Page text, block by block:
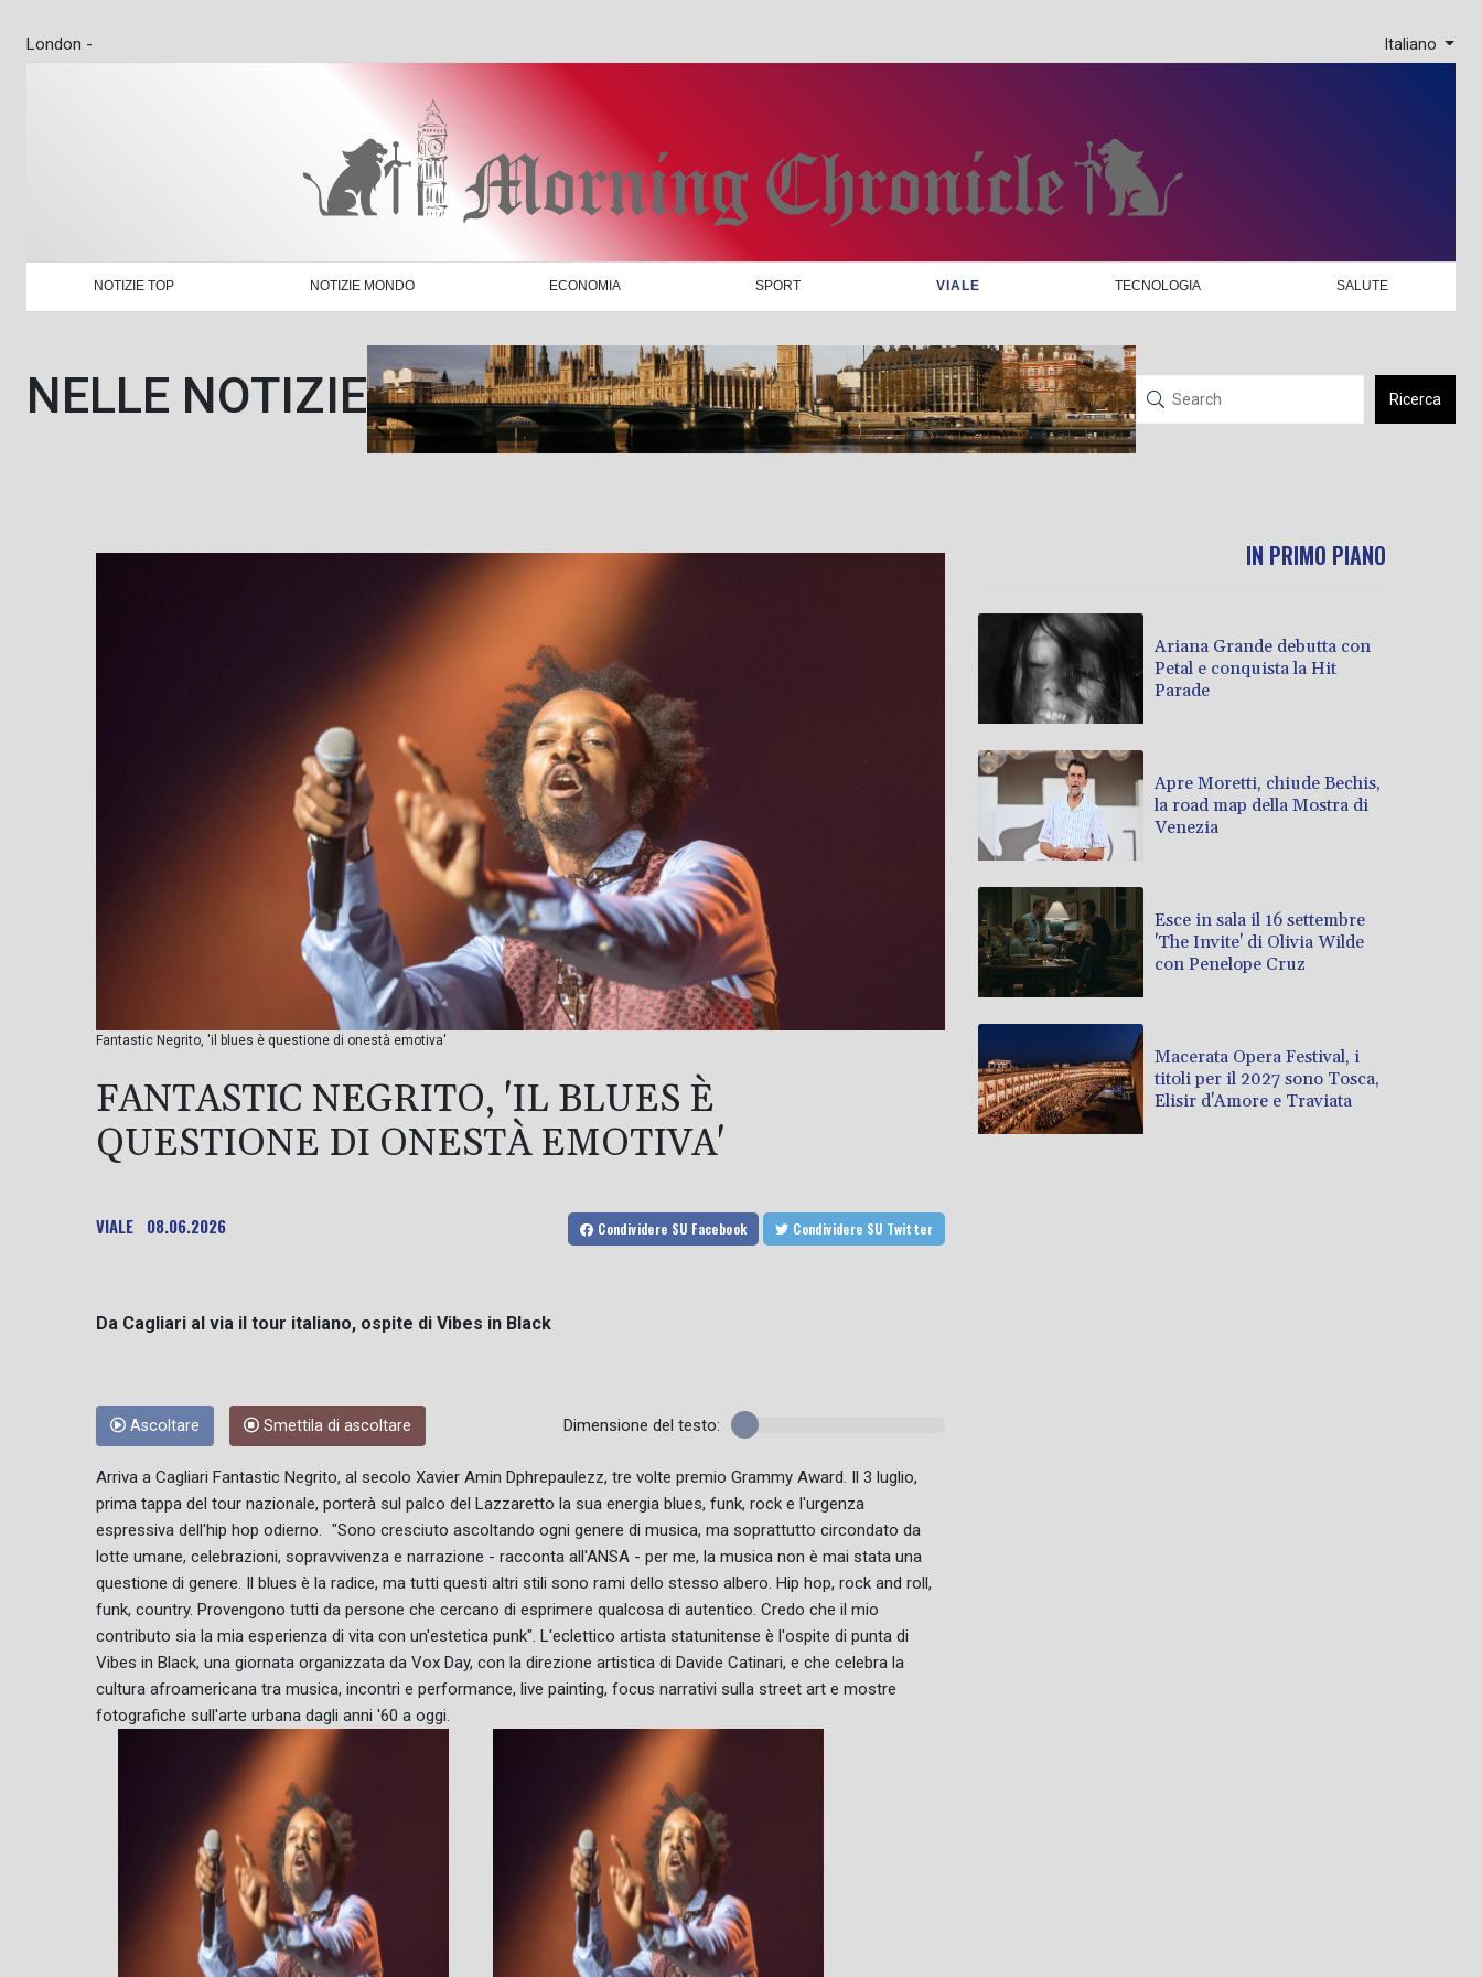
London - Italiano
NOTIZIE TOP NOTIZIE MONDO ECONOMIA SPORT VIALE TECNOLOGIA SALUTE
NELLE NOTIZIE Ricerca
Fantastic Negrito, 'il blues è questione di onestà emotiva'
FANTASTIC NEGRITO, 'IL BLUES È
QUESTIONE DI ONESTÀ EMOTIVA'
VIALE 08.06.2026 Condividere SU Facebook Condividere SU Twitter
Da Cagliari al via il tour italiano, ospite di Vibes in Black
Ascoltare Smettila di ascoltare Dimensione del testo:
Arriva a Cagliari Fantastic Negrito, al secolo Xavier Amin Dphrepaulezz, tre volte premio Grammy Award. Il 3 luglio,
prima tappa del tour nazionale, porterà sul palco del Lazzaretto la sua energia blues, funk, rock e l'urgenza
espressiva dell'hip hop odierno. "Sono cresciuto ascoltando ogni genere di musica, ma soprattutto circondato da
lotte umane, celebrazioni, sopravvivenza e narrazione - racconta all'ANSA - per me, la musica non è mai stata una
questione di genere. Il blues è la radice, ma tutti questi altri stili sono rami dello stesso albero. Hip hop, rock and roll,
funk, country. Provengono tutti da persone che cercano di esprimere qualcosa di autentico. Credo che il mio
contributo sia la mia esperienza di vita con un'estetica punk". L'eclettico artista statunitense è l'ospite di punta di
Vibes in Black, una giornata organizzata da Vox Day, con la direzione artistica di Davide Catinari, e che celebra la
cultura afroamericana tra musica, incontri e performance, live painting, focus narrativi sulla street art e mostre
fotografiche sull'arte urbana dagli anni '60 a oggi.
IN PRIMO PIANO
Ariana Grande debutta con
Petal e conquista la Hit
Parade
Apre Moretti, chiude Bechis,
la road map della Mostra di
Venezia
Esce in sala il 16 settembre
'The Invite' di Olivia Wilde
con Penelope Cruz
Macerata Opera Festival, i
titoli per il 2027 sono Tosca,
Elisir d'Amore e Traviata